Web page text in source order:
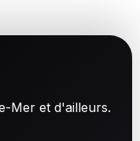
Mer et d'ailleurs.